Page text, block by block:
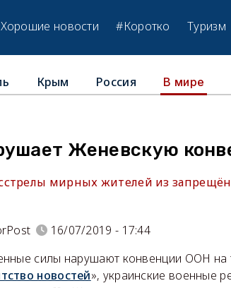
новости #Коротко Туризм
Крым Россия В мире
Женевскую
мирных жителей из
16/07/2019 - 17:44
силы нарушают конвенции ООН на
новостей», украинские военные